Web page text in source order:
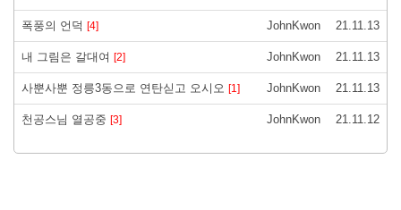
폭풍의 언덕 [4] JohnKwon 21.11.13
내 그림은 갈대여 [2] JohnKwon 21.11.13
사뿐사뿐 정릉3동으로 연탄싣고 오시오 [1] JohnKwon 21.11.13
천공스님 열공중 [3] JohnKwon 21.11.12